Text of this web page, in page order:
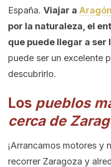
España. Viajar a Aragón
por la naturaleza, el
que puede llegar a ser
puede ser un excelente
descubrirlo.
Los pueblos
cerca de
¡Arrancamos motores y
recorrer Zaragoza y